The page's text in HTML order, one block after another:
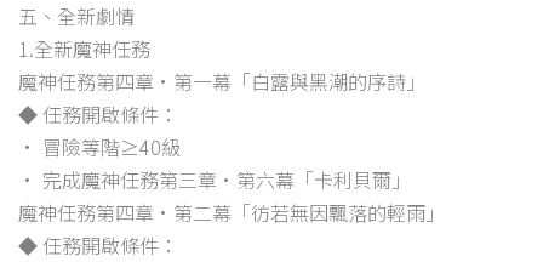
五、全新劇情
1.全新魔神任務
魔神任務第四章·第一幕「白露與黑潮的序詩」
◆ 任務開啟條件：
• 冒險等階≥40級
• 完成魔神任務第三章·第六幕「卡利貝爾」
魔神任務第四章·第二幕「彷若無因飄落的輕雨」
◆ 任務開啟條件：